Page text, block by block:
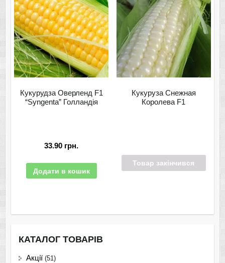
Кукурудза Оверленд F1
“Syngenta” Голландія
33.90 грн.
Додати в кошик
Кукуруза Снежная
Королева F1
Товар закінчився
КАТАЛОГ ТОВАРІВ
Акції (51)